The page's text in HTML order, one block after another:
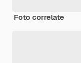
Foto correlate